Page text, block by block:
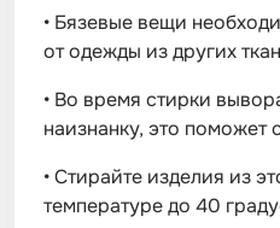
• Бязевые вещи
от одежды из других
• Во время стирки
наизнанку, это поможет
•Стирайте изделия из
температуре до 40